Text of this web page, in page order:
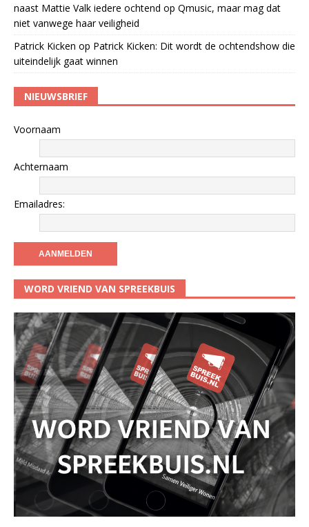
naast Mattie Valk iedere ochtend op Qmusic, maar mag dat
niet vanwege haar veiligheid
Patrick Kicken op Patrick Kicken: Dit wordt de ochtendshow die
uiteindelijk gaat winnen
NIEUWSBRIEF
Voornaam
Achternaam
Emailadres:
WORD VRIEND VAN SPREEKBUIS